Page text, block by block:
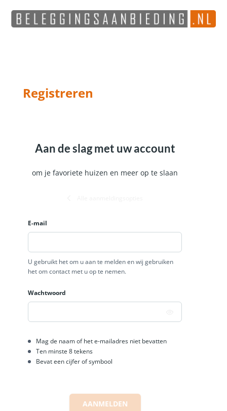
Registreren
Aan de slag met uw account
om je favoriete huizen en meer op te slaan
E-mail
U gebruikt het om u aan te melden en wij gebruiken
het om contact met u op te nemen.
Wachtwoord
Mag de naam of het e-mailadres niet bevatten
Ten minste 8 tekens
Bevat een cijfer of symbool
AANMELDEN